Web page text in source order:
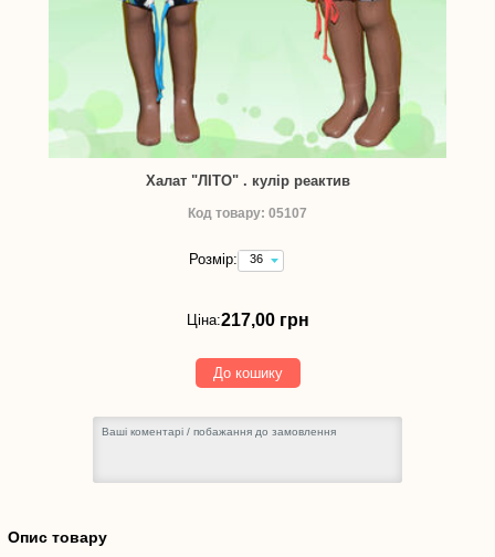
Халат "ЛІТО" . кулір реактив
Код товару: 05107
Розмір:
36
(зріст
см)
217,00
грн
Ціна:217,00 грн
До кошику
Опис товару